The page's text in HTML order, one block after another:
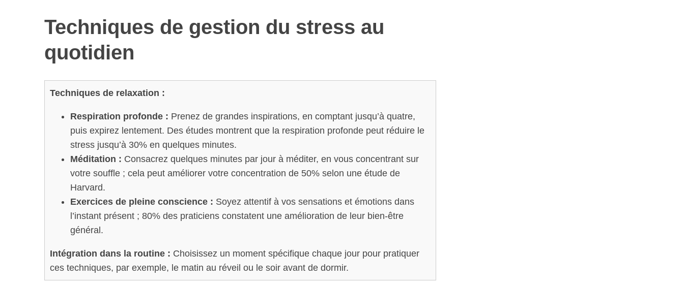
Techniques de gestion du stress au
quotidien
Techniques de relaxation :
Respiration profonde : Prenez de grandes inspirations, en comptant jusqu’à quatre,
puis expirez lentement. Des études montrent que la respiration profonde peut réduire le
stress jusqu’à 30% en quelques minutes.
Méditation : Consacrez quelques minutes par jour à méditer, en vous concentrant sur
votre souffle ; cela peut améliorer votre concentration de 50% selon une étude de
Harvard.
Exercices de pleine conscience : Soyez attentif à vos sensations et émotions dans
l’instant présent ; 80% des praticiens constatent une amélioration de leur bien-être
général.
Intégration dans la routine : Choisissez un moment spécifique chaque jour pour pratiquer
ces techniques, par exemple, le matin au réveil ou le soir avant de dormir.